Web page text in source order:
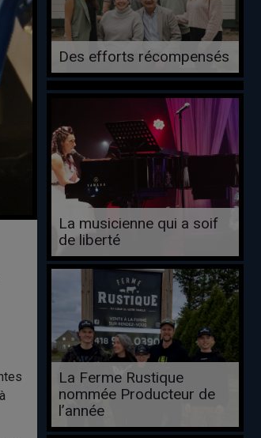
Des efforts récompensés
La musicienne qui a soif
de liberté
La Ferme Rustique
nommée Producteur de
l’année